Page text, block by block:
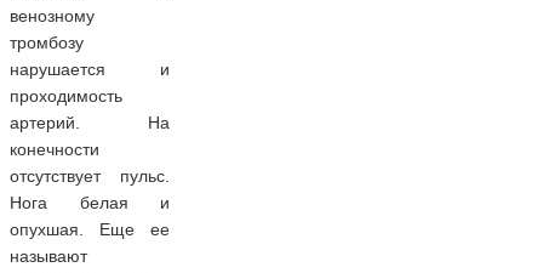
венозному
тромбозу
нарушается и
проходимость
артерий. На
конечности
отсутствует пульс.
Нога белая и
опухшая. Еще ее
называют